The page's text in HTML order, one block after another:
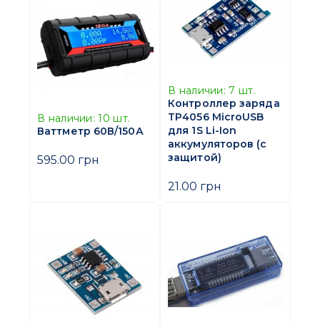
В наличии: 10 шт.
Ваттметр 60В/150А
595.00 грн
В наличии: 7 шт.
Контроллер заряда
TP4056 MicroUSB
для 1S Li-Ion
аккумуляторов (с
защитой)
21.00 грн